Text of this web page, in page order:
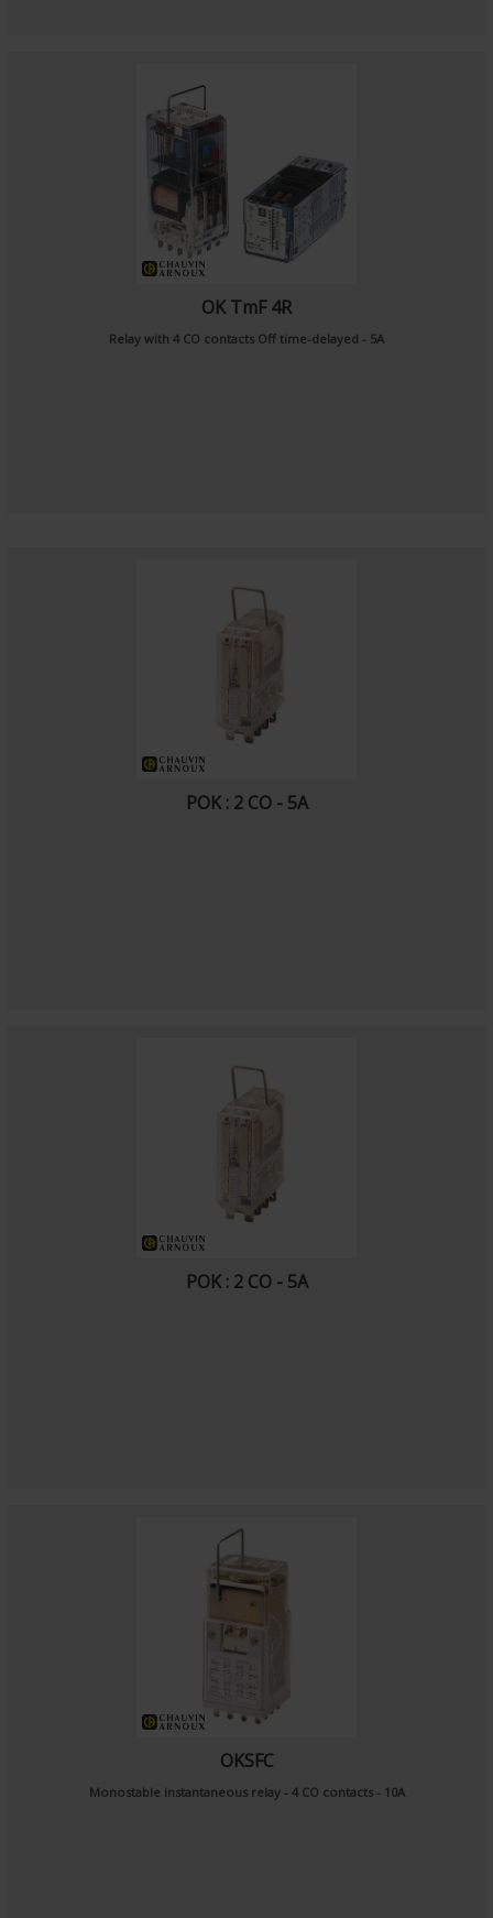
OK TmF 4R
Relay with 4 CO contacts Off time-delayed - 5A
POK : 2 CO - 5A
POK : 2 CO - 5A
OKSFC
Monostable instantaneous relay - 4 CO contacts - 10A